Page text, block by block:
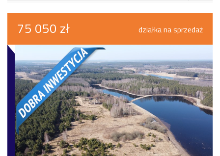
75 050 zł działka na sprzedaż